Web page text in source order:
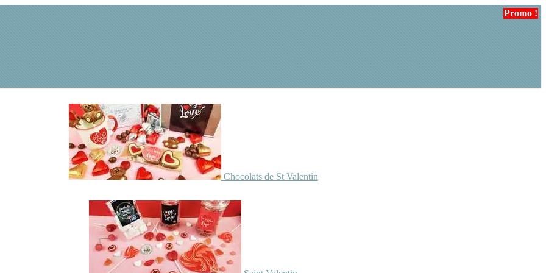
Chocolats de St Valentin
Promo !
Promo !
Promo !